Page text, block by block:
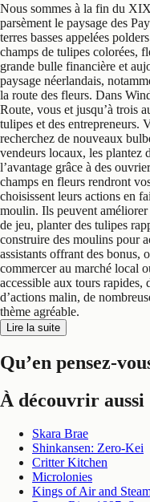
Nous sommes à la fin du
parsèment le paysage des
terres basses appelées
champs de tulipes colorées,
grande bulle financière et
paysage néerlandais,
la route des fleurs. Dans
Route, vous et jusqu’à trois
tulipes et des entrepreneurs.
recherchez de nouveaux
vendeurs locaux, les plantez
l’avantage grâce à des
champs en fleurs rendront
choisissent leurs actions en
moulin. Ils peuvent
de jeu, planter des tulipes
construire des moulins pour
assistants offrant des bonus,
commercer au marché local
accessible aux tours rapides,
d’actions malin, de
thème agréable.
Lire la suite
Qu’en pensez-
À découvrir aussi
Skara Brae
Shinkansen: Zero-Kei
Critter Kitchen
Microlonies
Kings of Air and